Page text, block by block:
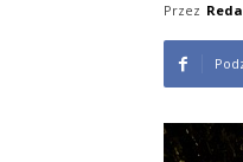
Przez